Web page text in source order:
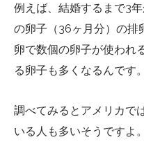
例えば、結婚するまで3
の卵子（36ヶ月分）の排
卵で数個の卵子が使われ
る卵子も多くなるんです。
調べてみるとアメリカで
いる人も多いそうですよ。